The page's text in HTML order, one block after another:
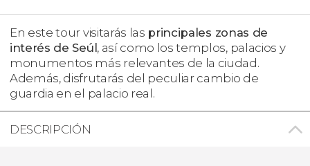
En este tour visitarás las principales zonas de
interés de Seúl, así como los templos, palacios y
monumentos más relevantes de la ciudad.
Además, disfrutarás del peculiar cambio de
guardia en el palacio real.
DESCRIPCIÓN